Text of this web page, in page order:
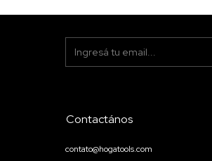
Contactános
contato@hogatools.com